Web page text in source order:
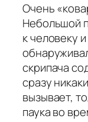
Очень
Небольшой
к человеку
скрипача
сразу
вызывает,
паука во